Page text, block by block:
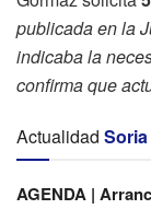
publicada en la
indicaba la
confirma que
Actualidad
AGENDA |